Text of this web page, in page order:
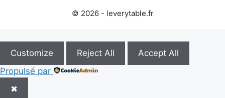
© 2026 - leverytable.fr
Customize Reject All
Accept All
Propulsé par
✖